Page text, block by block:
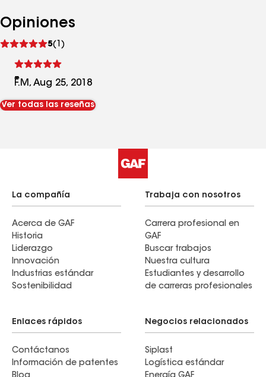
Opiniones
5(1)
comentarios
F.M, Aug 25, 2018
Ver todas las reseñas
La compañía
Acerca de GAF
Historia
Liderazgo
Innovación
Industrias estándar
Sostenibilidad
Trabaja con nosotros
Carrera profesional en
GAF
Buscar trabajos
Nuestra cultura
Estudiantes y desarrollo
de carreras profesionales
Enlaces rápidos
Contáctanos
Información de patentes
Negocios relacionados
Siplast
Logística estándar